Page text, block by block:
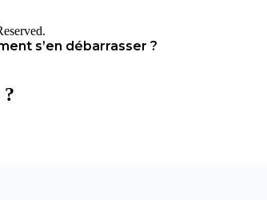
s’en débarrasser ?
?